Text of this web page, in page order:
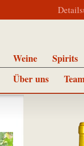
Weine
Spirits
Über uns